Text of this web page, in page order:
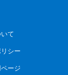
て
シー
ージ